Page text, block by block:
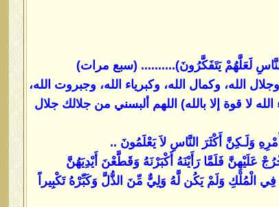
لِلنَّاسِ لَعَلَّهُمْ يَتَفَكَّرُونَ).......... (سبع مرات)
وكمال الله، وكبرياء الله، وجبروت الله،
لا قوة إلا بالله) اللهم ألبسني من جلالك جلال
وَلَـكِنَّ أَكْثَرَ النَّاسِ لاَ يَعْلَمُونَ ..
فَلَمَّا رَأَيْنَهُ أَكْبَرْنَهُ وَقَطَّعْنَ أَيْدِيَهُنَّ
الْمُلْكِ وَلَمْ يَكُن لَّهُ وَلِيٌّ مِّنَ الذُّلَّ وَكَبِّرْهُ تَكْبِيراً